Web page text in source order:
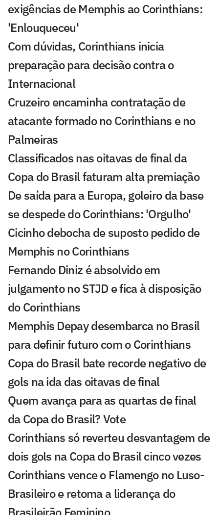
exigências de Memphis ao Corinthians:
'Enlouqueceu'
Com dúvidas, Corinthians inicia
preparação para decisão contra o
Internacional
Cruzeiro encaminha contratação de
atacante formado no Corinthians e no
Palmeiras
Classificados nas oitavas de final da
Copa do Brasil faturam alta premiação
De saída para a Europa, goleiro da base
se despede do Corinthians: 'Orgulho'
Cicinho debocha de suposto pedido de
Memphis no Corinthians
Fernando Diniz é absolvido em
julgamento no STJD e fica à disposição
do Corinthians
Memphis Depay desembarca no Brasil
para definir futuro com o Corinthians
Copa do Brasil bate recorde negativo de
gols na ida das oitavas de final
Quem avança para as quartas de final
da Copa do Brasil? Vote
Corinthians só reverteu desvantagem de
dois gols na Copa do Brasil cinco vezes
Corinthians vence o Flamengo no Luso-
Brasileiro e retoma a liderança do